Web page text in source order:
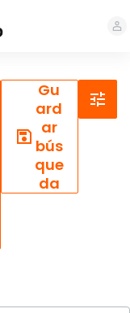
Gu
ard
ar
bús
que
da